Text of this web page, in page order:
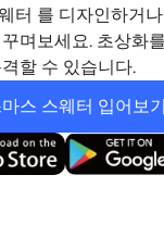
터 를 디자인하거
며보세요. 초상화
할 수 있습니다.
스 스웨터 입어보기